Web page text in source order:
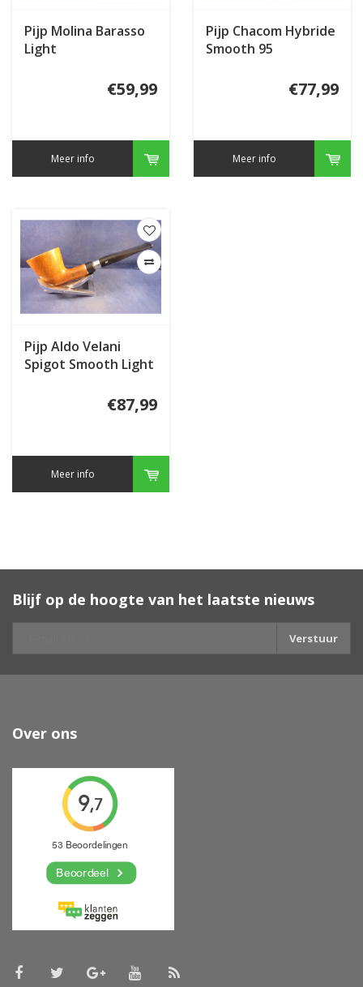
Pijp Molina Barasso
Light
€59,99
Meer info
Pijp Chacom Hybride
Smooth 95
€77,99
Meer info
Pijp Aldo Velani
Spigot Smooth Light
€87,99
Meer info
Blijf op de hoogte van het laatste nieuws
Verstuur
Over ons